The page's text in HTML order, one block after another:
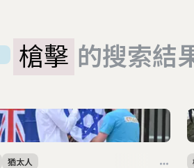
槍擊 的搜索結
猶太人